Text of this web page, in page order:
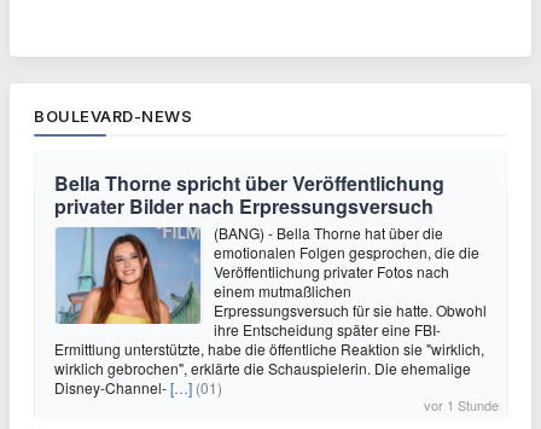
BOULEVARD-NEWS
Bella Thorne spricht über Veröffentlichung
privater Bilder nach Erpressungsversuch
(BANG) - Bella Thorne hat über die
emotionalen Folgen gesprochen, die die
Veröffentlichung privater Fotos nach
einem mutmaßlichen
Erpressungsversuch für sie hatte. Obwohl
ihre Entscheidung später eine FBI-
Ermittlung unterstützte, habe die öffentliche Reaktion sie "wirklich,
wirklich gebrochen", erklärte die Schauspielerin. Die ehemalige
Disney-Channel-[…] (01)
vor 1 Stunde